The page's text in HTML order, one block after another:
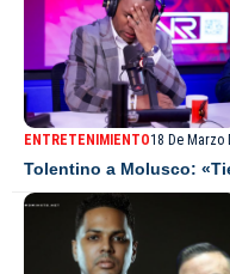
ENTRETENIMIENTO18 De Marzo
Tolentino a Molusco: